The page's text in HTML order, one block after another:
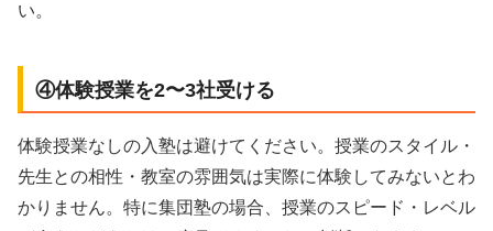
い。
④体験授業を2〜3社受ける
体験授業なしの入塾は避けてください。授業のスタイル・
先生との相性・教室の雰囲気は実際に体験してみないとわ
かりません。特に集団塾の場合、授業のスピード・レベル